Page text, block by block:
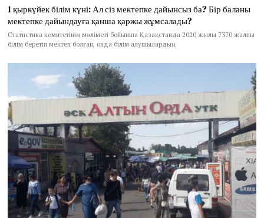
1 қыркүйек білім күні: Ал сіз мектепке дайынсыз ба? Бір баланы
мектепке дайындауға қанша қаржы жұмсалады?
Статистика комитетінің мәліметі бойынша Қазақстанда 2020 жылы 7370 жалпы
білім беретін мектеп болған, онда білім алушылардың